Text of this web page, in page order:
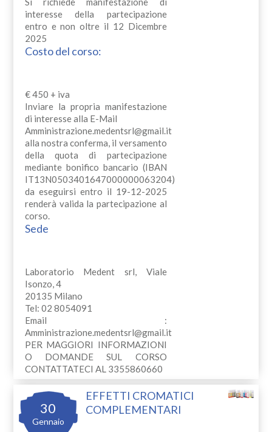
interesse della partecipazione
entro e non oltre il 12 Dicembre
2025
Costo del corso:
€ 450 + iva
Inviare la propria manifestazione
di interesse alla E-Mail
Amministrazione.medentsrl@gmail.it
alla nostra conferma, il versamento
della quota di partecipazione
mediante bonifico bancario (IBAN
IT13N0503401647000000063204)
da eseguirsi entro il 19-12-2025
renderà valida la partecipazione al
corso.
Sede
Laboratorio Medent srl, Viale
Isonzo, 4
20135 Milano
Tel: 02 8054091
Email :
Amministrazione.medentsrl@gmail.it
PER MAGGIORI INFORMAZIONI
O DOMANDE SUL CORSO
CONTATTATECI AL 3355860660
30
Gennaio
EFFETTI CROMATICI
COMPLEMENTARI